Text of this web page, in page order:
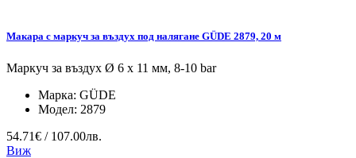
Макара с маркуч за въздух под налягане GÜDE 2879, 20 м
Маркуч за въздух Ø 6 x 11 мм, 8-10 bar
Марка: GÜDE
Модел: 2879
54.71€ / 107.00лв.
Виж